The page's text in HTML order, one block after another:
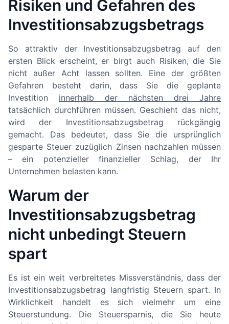
Risiken und Gefahren des
Investitionsabzugsbetrags
So attraktiv der Investitionsabzugsbetrag auf den
ersten Blick erscheint, er birgt auch Risiken, die Sie
nicht außer Acht lassen sollten. Eine der größten
Gefahren besteht darin, dass Sie die geplante
Investition innerhalb der nächsten drei Jahre
tatsächlich durchführen müssen. Geschieht das nicht,
wird der Investitionsabzugsbetrag rückgängig
gemacht. Das bedeutet, dass Sie die ursprünglich
gesparte Steuer zuzüglich Zinsen nachzahlen müssen
– ein potenzieller finanzieller Schlag, der Ihr
Unternehmen belasten kann.
Warum der
Investitionsabzugsbetrag
nicht unbedingt Steuern
spart
Es ist ein weit verbreitetes Missverständnis, dass der
Investitionsabzugsbetrag langfristig Steuern spart. In
Wirklichkeit handelt es sich vielmehr um eine
Steuerstundung. Die Steuersparnis, die Sie heute